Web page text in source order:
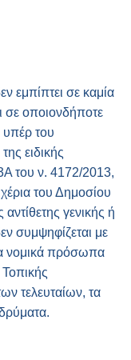
εμπίπτει σε καμία
σε οποιονδήποτε
υπέρ του
ειδικής
του ν. 4172/2013,
του Δημοσίου
γενικής ή
συμψηφίζεται με
νομικά πρόσωπα
τελευταίων, τα